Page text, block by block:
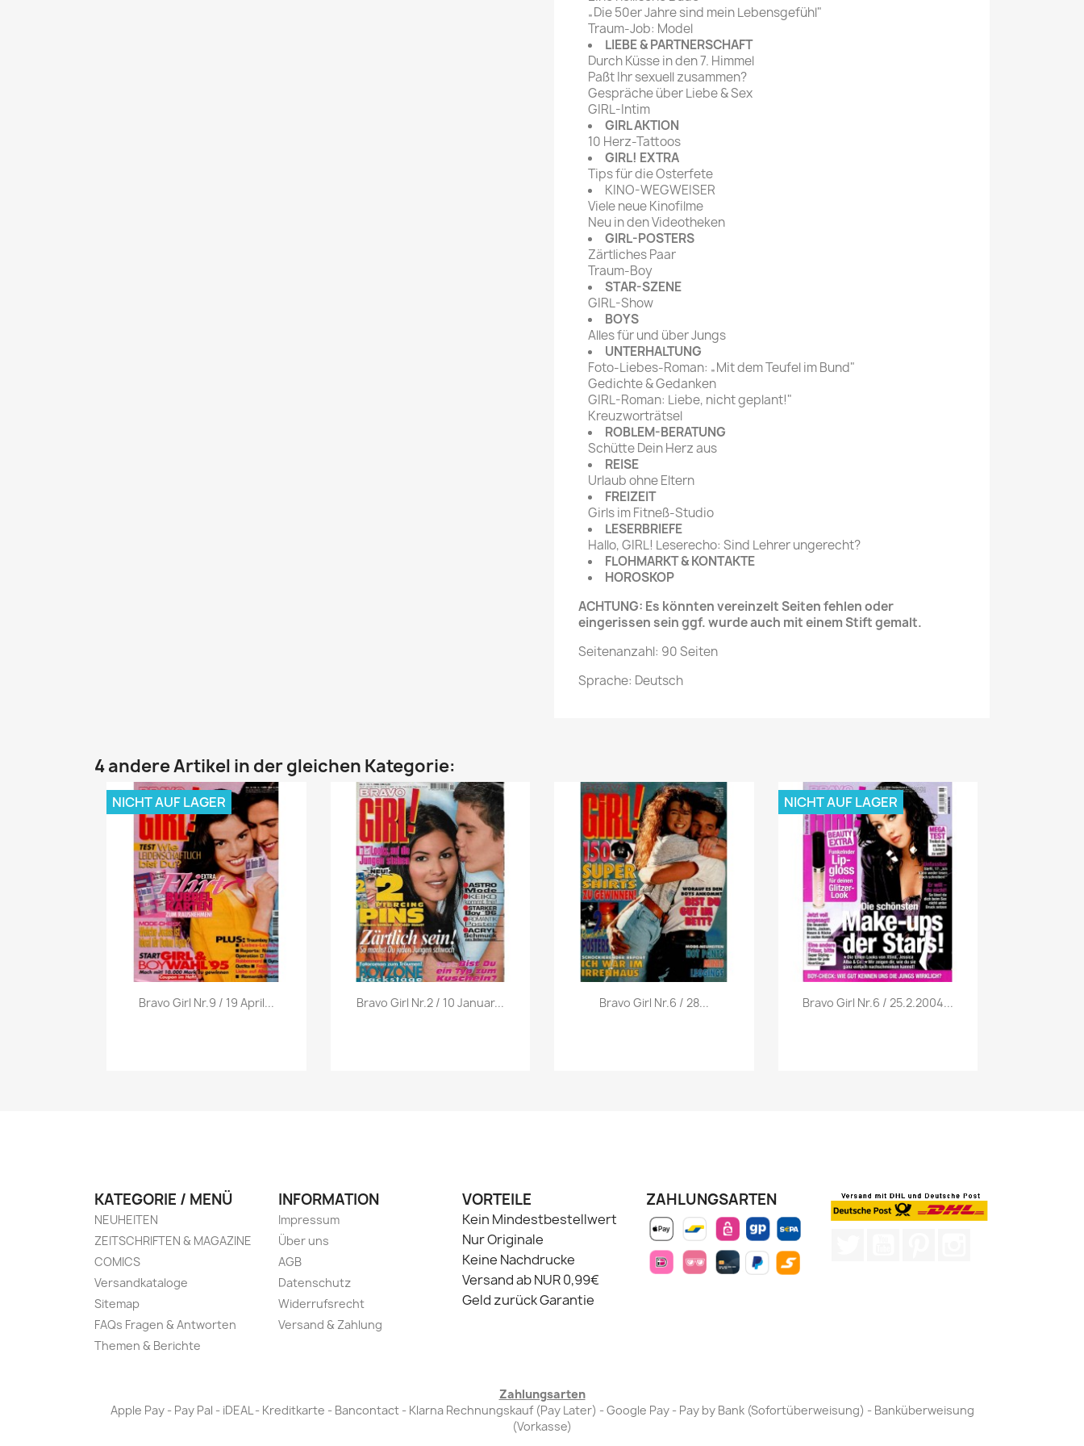
„Die 50er Jahre sind mein Lebensgefühl"
Traum-Job: Model
LIEBE & PARTNERSCHAFT
Durch Küsse in den 7. Himmel
Paßt Ihr sexuell zusammen?
Gespräche über Liebe & Sex
GIRL-Intim
GIRL AKTION
10 Herz-Tattoos
GIRL! EXTRA
Tips für die Osterfete
KINO-WEGWEISER
Viele neue Kinofilme
Neu in den Videotheken
GIRL-POSTERS
Zärtliches Paar
Traum-Boy
STAR-SZENE
GIRL-Show
BOYS
Alles für und über Jungs
UNTERHALTUNG
Foto-Liebes-Roman: „Mit dem Teufel im Bund"
Gedichte & Gedanken
GIRL-Roman: Liebe, nicht geplant!"
Kreuzworträtsel
ROBLEM-BERATUNG
Schütte Dein Herz aus
REISE
Urlaub ohne Eltern
FREIZEIT
Girls im Fitneß-Studio
LESERBRIEFE
Hallo, GIRL! Leserecho: Sind Lehrer ungerecht?
FLOHMARKT & KONTAKTE
HOROSKOP
ACHTUNG: Es könnten vereinzelt Seiten fehlen oder
eingerissen sein ggf. wurde auch mit einem Stift gemalt.
Seitenanzahl: 90 Seiten
Sprache: Deutsch
4 andere Artikel in der gleichen Kategorie:
Vorschau
Bravo Girl Nr.9 / 19 April...
NICHT AUF LAGER
 Vorschau
Bravo Girl Nr.2 / 10 Januar... Vorschau
Bravo Girl Nr.6 / 28...  Vorschau
Bravo Girl Nr.6 / 25.2.2004...
NICHT AUF LAGER
KATEGORIE / MENÜ
NEUHEITEN
ZEITSCHRIFTEN & MAGAZINE
COMICS
Versandkataloge
Sitemap
FAQs Fragen & Antworten
Themen & Berichte
INFORMATION
Impressum
Über uns
AGB
Datenschutz
Widerrufsrecht
Versand & Zahlung
VORTEILE
Kein Mindestbestellwert
Nur Originale
Keine Nachdrucke
Versand ab NUR 0,99€
Geld zurück Garantie
ZAHLUNGSARTEN
Zahlungsarten
Apple Pay - Pay Pal - iDEAL - Kreditkarte - Bancontact - Klarna Rechnungskauf (Pay Later) - Google Pay - Pay by Bank (Sofortüberweisung) - Banküberweisung
(Vorkasse)